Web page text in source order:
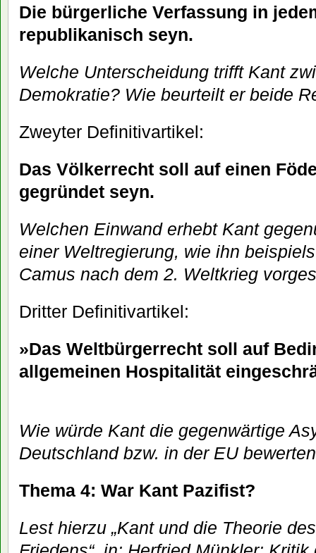
Die bürgerliche Verfassung in
republikanisch seyn.
Welche Unterscheidung trifft Kant
Demokratie? Wie beurteilt er beide
Zweyter Definitivartikel:
Das Völkerrecht soll auf einen
gegründet seyn.
Welchen Einwand erhebt Kant
einer Weltregierung, wie ihn
Camus nach dem 2. Weltkrieg
Dritter Definitivartikel:
»Das Weltbürgerrecht soll auf
allgemeinen Hospitalität
Wie würde Kant die gegenwärtige
Deutschland bzw. in der EU
Thema 4: War Kant Pazifist?
Lest hierzu „Kant und die Theorie